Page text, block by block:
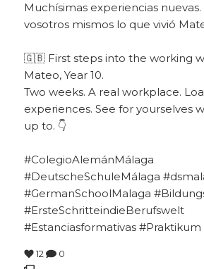
Muchísimas experiencias
vosotros mismos lo que vivió
🇬🇧 First steps into the working
Mateo, Year 10.
Two weeks. A real workplace.
experiences. See for yourselves
up to. 👇
#ColegioAlemánMálaga
#DeutscheSchuleMálaga
#GermanSchoolMalaga
#ErsteSchritteindieBerufswelt
#Estanciasformativas #Praktikum
12 0